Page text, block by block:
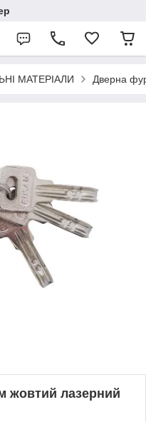
МАТЕРІАЛИ Дверна
жовтий лазерний